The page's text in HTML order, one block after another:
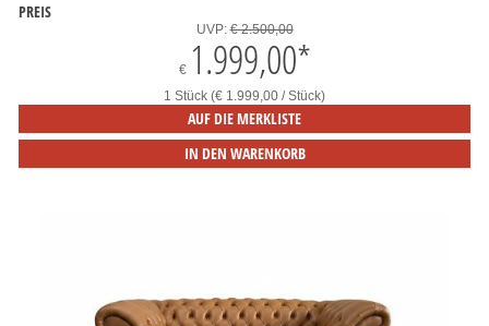
PREIS
UVP:€ 2.500,00
€ 1.999,00*
1 Stück (€ 1.999,00 / Stück)
AUF DIE MERKLISTE
IN DEN WARENKORB